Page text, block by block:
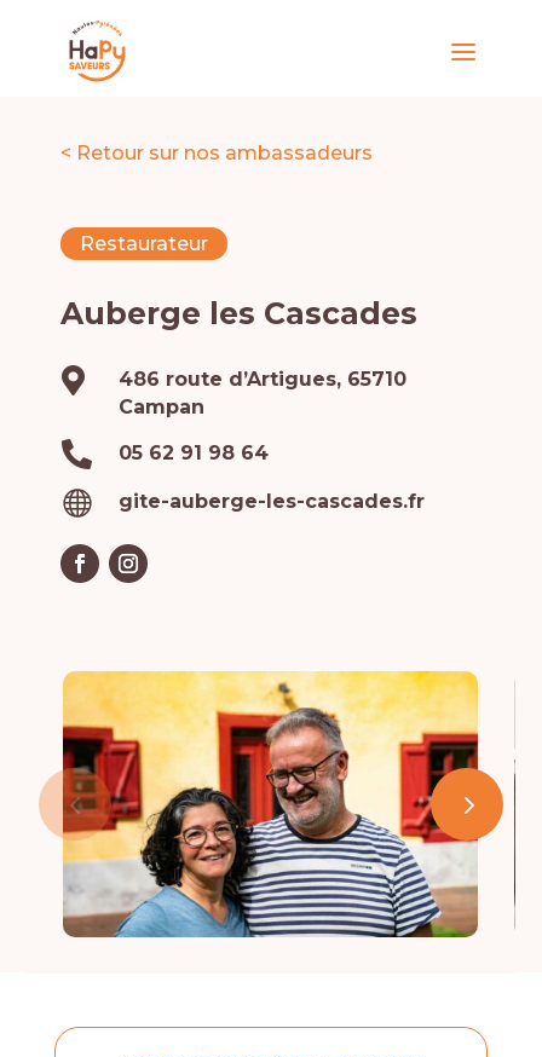
ESPACE ADHÉRENT
< Retour sur nos ambassadeurs
Restaurateur
Auberge les Cascades

486 route d’Artigues, 65710
Campan
 05 62 91 98 64
 gite-auberge-les-cascades.fr